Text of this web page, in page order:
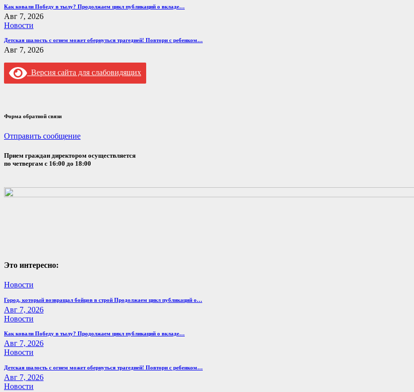
Как ковали Победу в тылу? Продолжаем цикл публикаций о вкладе…
Авг 7, 2026
Новости
Детская шалость с огнем может обернуться трагедией! Повтори с ребенком…
Авг 7, 2026
Версия сайта для слабовидящих
Форма обратной связи
Отправить сообщение
Прием граждан директором осуществляется
по четвергам с 16:00 до 18:00
Это интересно:
Новости
Город, который возвращал бойцов в строй Продолжаем цикл публикаций о…
Авг 7, 2026
Новости
Как ковали Победу в тылу? Продолжаем цикл публикаций о вкладе…
Авг 7, 2026
Новости
Детская шалость с огнем может обернуться трагедией! Повтори с ребенком…
Авг 7, 2026
Новости